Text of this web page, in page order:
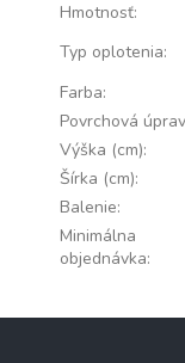
Hmotnosť:
Typ oplotenia:
Farba:
Povrchová
Výška (cm):
Šírka (cm):
Balenie:
Minimálna
objednávka: